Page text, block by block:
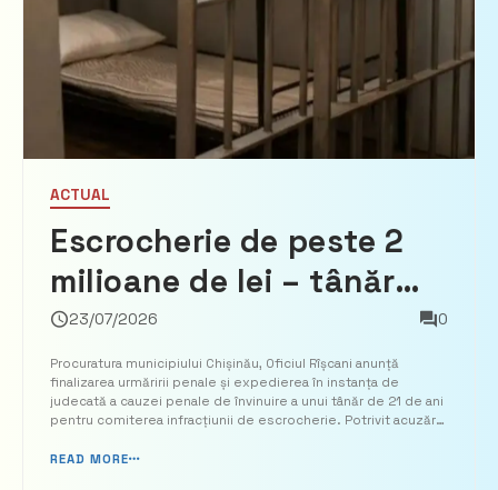
ACTUAL
Escrocherie de peste 2
milioane de lei – tânăr
din capitală riscă până la
15 ani de închisoare
23/07/2026 0
Procuratura municipiului Chișinău, Oficiul Rîșcani anunță
finalizarea urmăririi penale și expedierea în instanța de
judecată a cauzei penale de învinuire a unui tânăr de 21 de ani
pentru comiterea infracțiunii de escrocherie. Potrivit acuzării,
neidentificați ai unui grup cr...
READ MORE